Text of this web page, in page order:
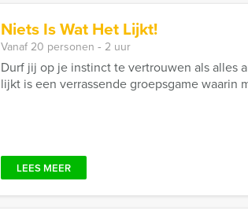
Niets Is Wat Het Lijkt!
Vanaf 20 personen ‐ 2 uur
Durf jij op je instinct te vertrouwen als alles
lijkt is een verrassende groepsgame waarin
LEES MEER